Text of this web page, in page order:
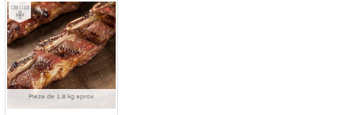
Pieza de 1.8 kg aprox
Congelado